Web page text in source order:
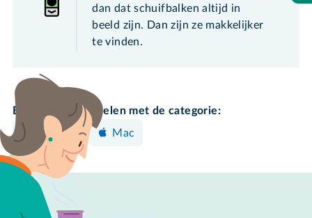
dan dat schuifbalken altijd in
beeld zijn. Dan zijn ze makkelijker
te vinden.
Bekijk meer artikelen met de categorie:
Instellen
Mac